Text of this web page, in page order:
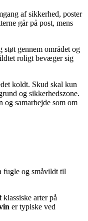
af sikkerhed, poster
går på post, mens
gennem området og
roligt bevæger sig
koldt. Skud skal kun
og sikkerhedszone.
og samarbejde som om
fugle og småvildt til
klassiske arter på
er typiske ved